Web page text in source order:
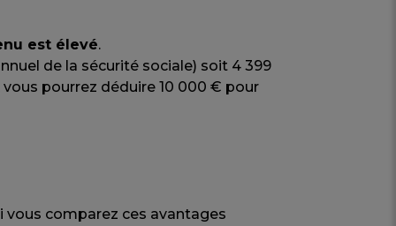
est élevé.
de la sécurité sociale) soit 4 399
vous pourrez déduire 10 000 € pour
comparez ces avantages